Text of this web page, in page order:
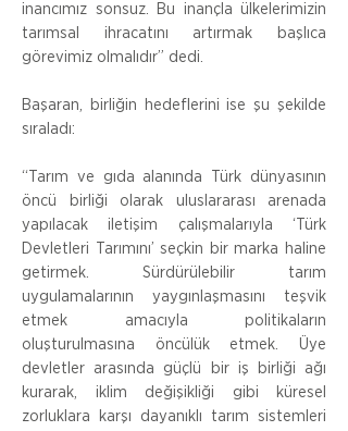
inancımız sonsuz. Bu inançla ülkelerimizin
tarımsal ihracatını artırmak başlıca
görevimiz olmalıdır” dedi.
Başaran, birliğin hedeflerini ise şu şekilde
sıraladı:
“Tarım ve gıda alanında Türk dünyasının
öncü birliği olarak uluslararası arenada
yapılacak iletişim çalışmalarıyla ‘Türk
Devletleri Tarımını’ seçkin bir marka haline
getirmek. Sürdürülebilir tarım
uygulamalarının yaygınlaşmasını teşvik
etmek amacıyla politikaların
oluşturulmasına öncülük etmek. Üye
devletler arasında güçlü bir iş birliği ağı
kurarak, iklim değişikliği gibi küresel
zorluklara karşı dayanıklı tarım sistemleri